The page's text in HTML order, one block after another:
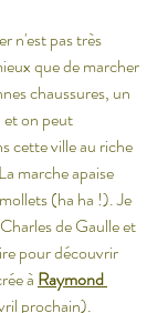
n'est pas très
que de marcher
chaussures, un
et on peut
cette ville au riche
marche apaise
(ha ha !). Je
de Gaulle et
pour découvrir
à Raymond
prochain).